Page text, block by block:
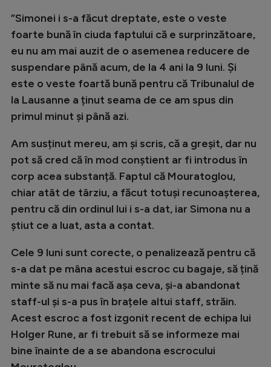
Handbal
Natație
Formula 1
Gimnastică
Auto
Rugby
Ciclism
Alte sporturi
JO 2024
JO 2026
Intră în cont
Creează cont
”Simonei i s-a făcut dreptate, este o veste
foarte bună în ciuda faptului că e surprinzătoare,
eu nu am mai auzit de o asemenea reducere de
suspendare până acum, de la 4 ani la 9 luni. Și
este o veste foartă bună pentru că Tribunalul de
la Lausanne a ținut seama de ce am spus din
primul minut și până azi.
Am susținut mereu, am și scris, că a greșit, dar nu
pot să cred că în mod conștient ar fi introdus în
corp acea substanță. Faptul că Mouratoglou,
chiar atât de târziu, a făcut totuși recunoașterea,
pentru că din ordinul lui i s-a dat, iar Simona nu a
știut ce a luat, asta a contat.
Cele 9 luni sunt corecte, o penalizează pentru că
s-a dat pe mâna acestui escroc cu bagaje, să țină
minte să nu mai facă așa ceva, și-a abandonat
staff-ul și s-a pus în brațele altui staff, străin.
Acest escroc a fost izgonit recent de echipa lui
Holger Rune, ar fi trebuit să se informeze mai
bine înainte de a se abandona escrocului